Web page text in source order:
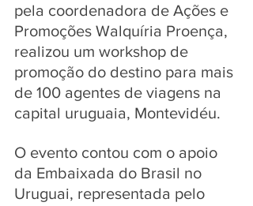
pela coordenadora de Ações e
Promoções Walquíria Proença,
realizou um workshop de
promoção do destino para mais
de 100 agentes de viagens na
capital uruguaia, Montevidéu.
O evento contou com o apoio
da Embaixada do Brasil no
Uruguai, representada pelo